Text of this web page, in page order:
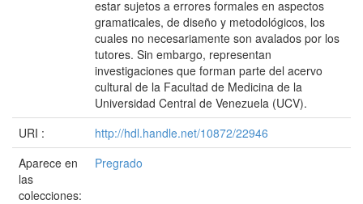
estar sujetos a errores formales en aspectos
gramaticales, de diseño y metodológicos, los
cuales no necesariamente son avalados por los
tutores. Sin embargo, representan
investigaciones que forman parte del acervo
cultural de la Facultad de Medicina de la
Universidad Central de Venezuela (UCV).
URI :
http://hdl.handle.net/10872/22946
Aparece en
las
colecciones:
Pregrado